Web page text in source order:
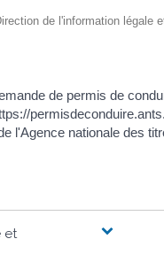
de l'information légale
de permis de
l'Agence nationale des
et